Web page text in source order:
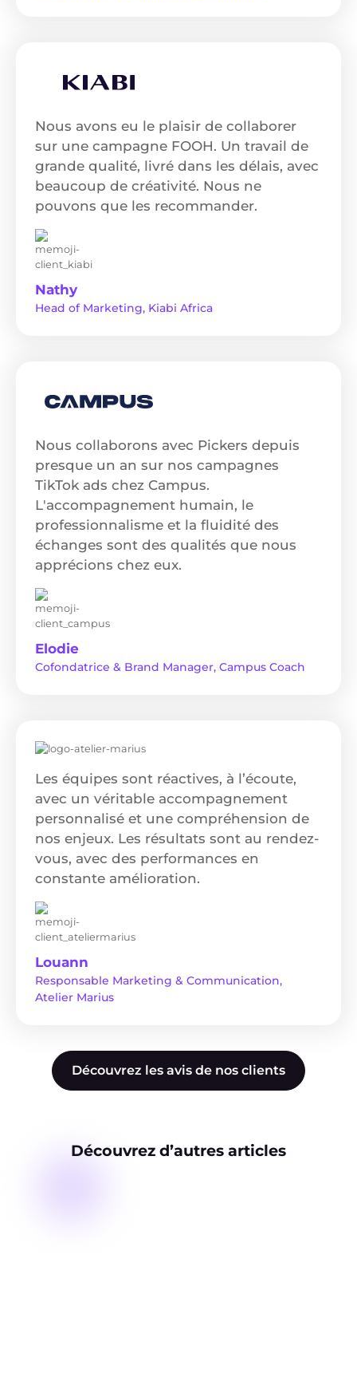
Nous avons eu le plaisir de collaborer
sur une campagne FOOH. Un travail de
grande qualité, livré dans les délais, avec
beaucoup de créativité. Nous ne
pouvons que les recommander.
Nathy
Head of Marketing, Kiabi Africa
Nous collaborons avec Pickers depuis
presque un an sur nos campagnes
TikTok ads chez Campus.
L'accompagnement humain, le
professionnalisme et la fluidité des
échanges sont des qualités que nous
apprécions chez eux.
Elodie
Cofondatrice & Brand Manager, Campus Coach
Les équipes sont réactives, à l’écoute,
avec un véritable accompagnement
personnalisé et une compréhension de
nos enjeux. Les résultats sont au rendez-
vous, avec des performances en
constante amélioration.
Louann
Responsable Marketing & Communication,
Atelier Marius
Découvrez les avis de nos clients
Découvrez d’autres articles